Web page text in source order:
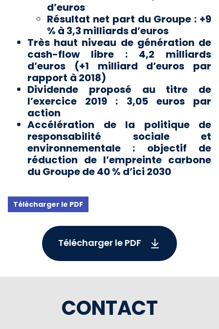
d’euros
Résultat net part du Groupe : +9
% à 3,3 milliards d’euros
Très haut niveau de génération de
cash-flow libre : 4,2 milliards
d’euros (+1 milliard d’euros par
rapport à 2018)
Dividende
proposé au titre
de
l’exercice
2019
: 3,05 euros par
action
Accélération de la politique de
responsabilité sociale et
environnementale : objectif de
réduction de l’empreinte carbone
du Groupe de 40 % d’ici 2030
Télécharger le PDF
Télécharger le PDF
CONTACT